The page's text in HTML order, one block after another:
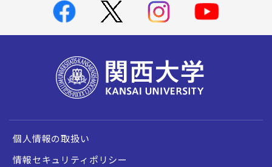
個人情報の取扱い
情報セキュリティポリシー